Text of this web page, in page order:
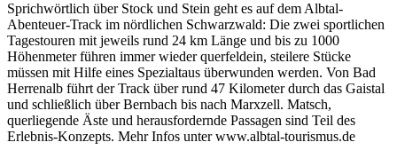
Sprichwörtlich über Stock und Stein geht es auf dem Albtal-
Abenteuer-Track im nördlichen Schwarzwald: Die zwei sportlichen
Tagestouren mit jeweils rund 24 km Länge und bis zu 1000
Höhenmeter führen immer wieder querfeldein, steilere Stücke
müssen mit Hilfe eines Spezialtaus überwunden werden. Von Bad
Herrenalb führt der Track über rund 47 Kilometer durch das Gaistal
und schließlich über Bernbach bis nach Marxzell. Matsch,
querliegende Äste und herausfordernde Passagen sind Teil des
Erlebnis-Konzepts. Mehr Infos unter www.albtal-tourismus.de